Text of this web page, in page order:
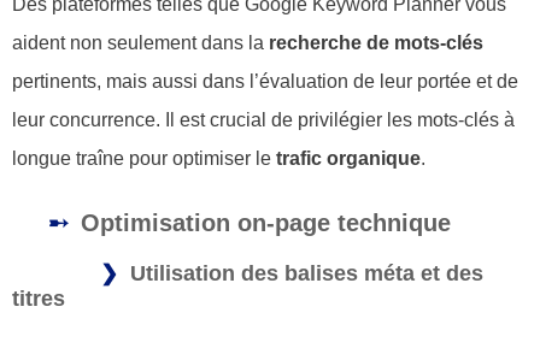
Des plateformes telles que Google Keyword Planner vous
aident non seulement dans la recherche de mots-clés
pertinents, mais aussi dans l’évaluation de leur portée et de
leur concurrence. Il est crucial de privilégier les mots-clés à
longue traîne pour optimiser le trafic organique.
Optimisation on-page technique
Utilisation des balises méta et des
titres